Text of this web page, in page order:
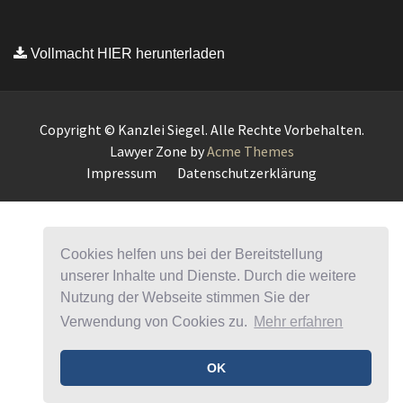
Cookies helfen uns bei der Bereitstellung
unserer Inhalte und Dienste. Durch die weitere
Nutzung der Webseite stimmen Sie der
Verwendung von Cookies zu. Mehr erfahren
OK